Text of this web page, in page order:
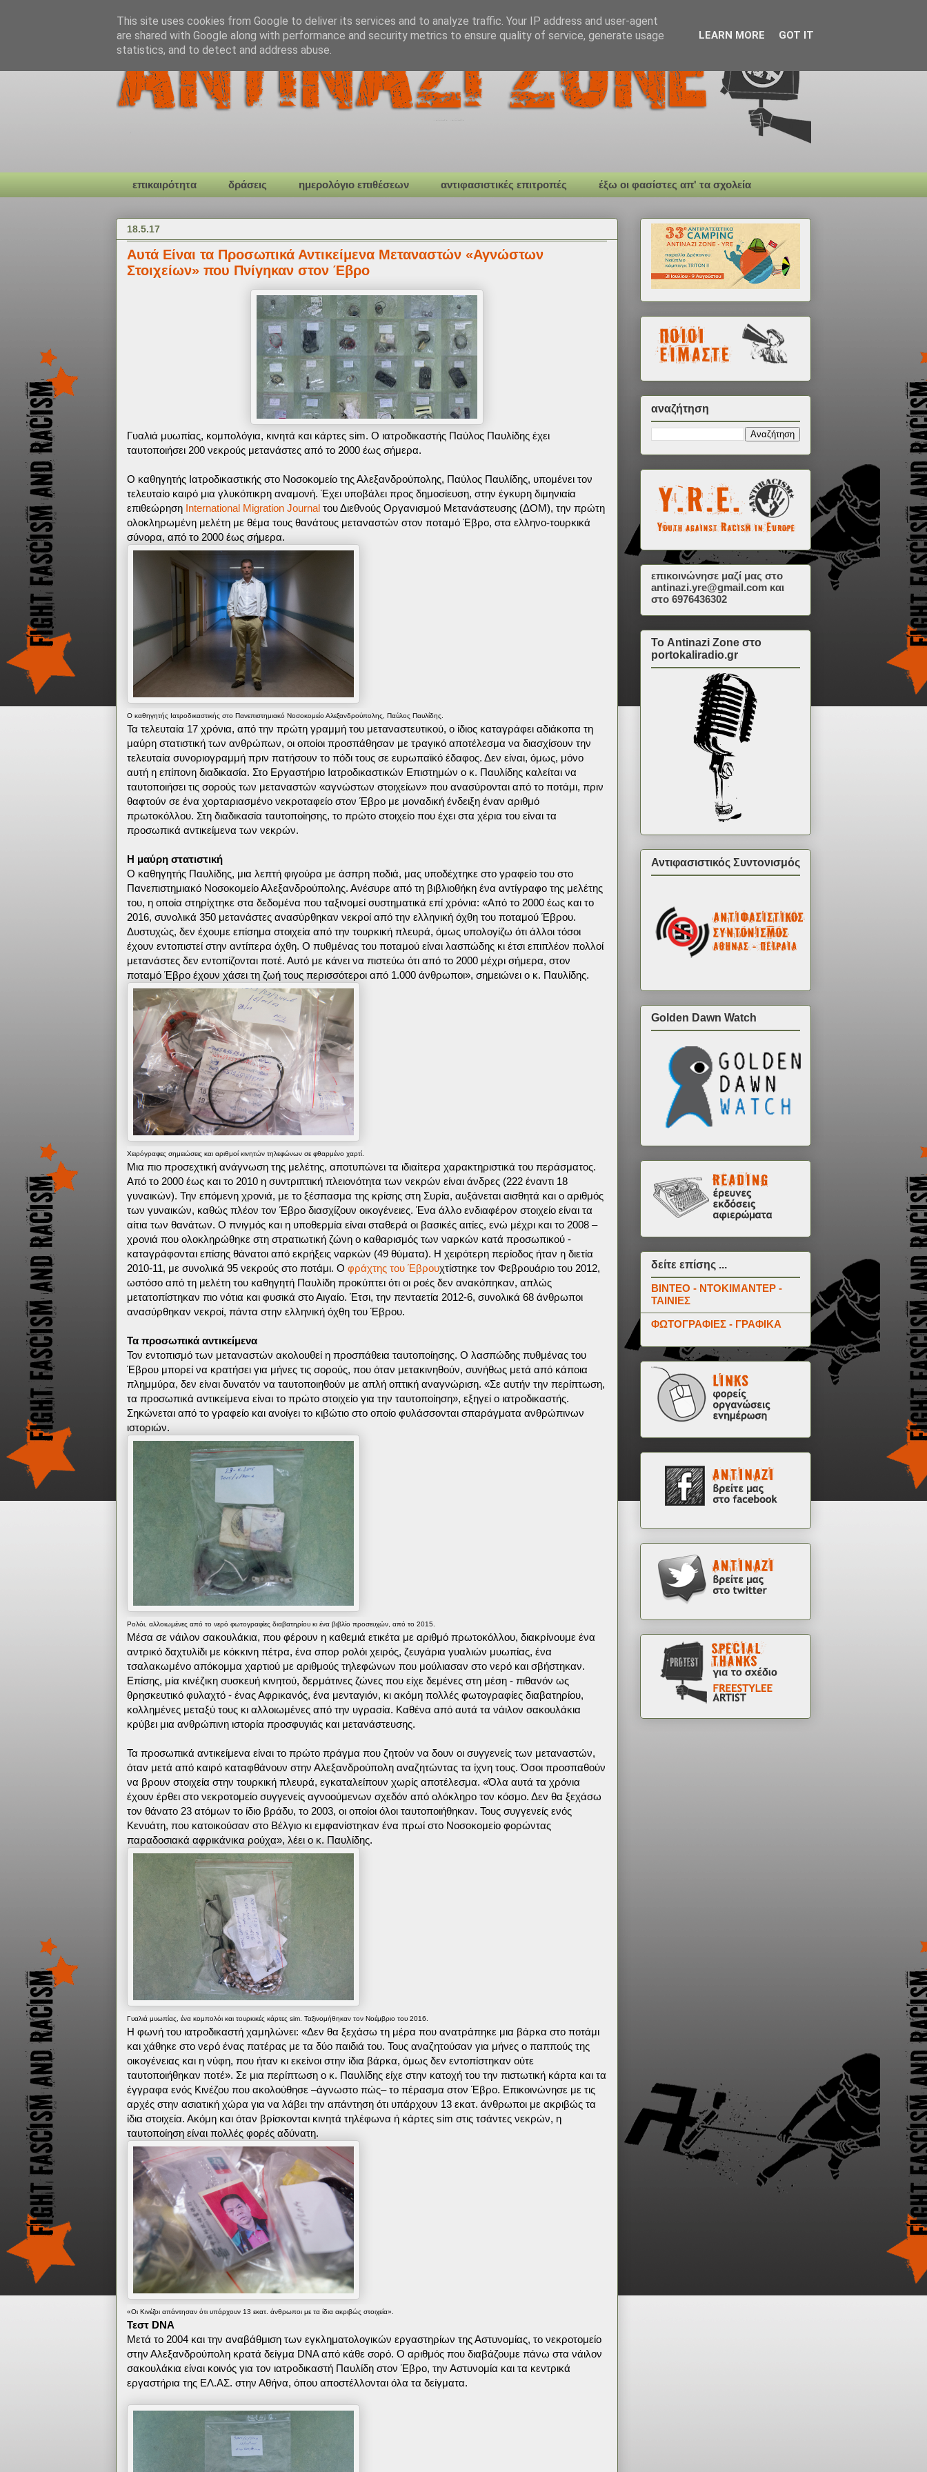
επικαιρότητα δράσεις ημερολόγιο επιθέσεων αντιφασιστικές επιτροπές έξω οι φασίστες απ' τα σχολεία
18.5.17
Αυτά Είναι τα Προσωπικά Αντικείμενα Μεταναστών «Αγνώστων
Στοιχείων» που Πνίγηκαν στον Έβρο
Γυαλιά μυωπίας, κομπολόγια, κινητά και κάρτες sim. Ο ιατροδικαστής Παύλος Παυλίδης έχει
ταυτοποιήσει 200 νεκρούς μετανάστες από το 2000 έως σήμερα.
Ο καθηγητής Ιατροδικαστικής στο Νοσοκομείο της Αλεξανδρούπολης, Παύλος Παυλίδης, υπομένει τον
τελευταίο καιρό μια γλυκόπικρη αναμονή. Έχει υποβάλει προς δημοσίευση, στην έγκυρη διμηνιαία
επιθεώρηση International Migration Journal του Διεθνούς Οργανισμού Μετανάστευσης (ΔΟΜ), την πρώτη
ολοκληρωμένη μελέτη με θέμα τους θανάτους μεταναστών στον ποταμό Έβρο, στα ελληνο-τουρκικά
σύνορα, από το 2000 έως σήμερα.
Ο καθηγητής Ιατροδικαστικής στο Πανεπιστημιακό Νοσοκομείο Αλεξανδρούπολης, Παύλος Παυλίδης.
Τα τελευταία 17 χρόνια, από την πρώτη γραμμή του μεταναστευτικού, ο ίδιος καταγράφει αδιάκοπα τη
μαύρη στατιστική των ανθρώπων, οι οποίοι προσπάθησαν με τραγικό αποτέλεσμα να διασχίσουν την
τελευταία συνοριογραμμή πριν πατήσουν το πόδι τους σε ευρωπαϊκό έδαφος. Δεν είναι, όμως, μόνο
αυτή η επίπονη διαδικασία. Στο Εργαστήριο Ιατροδικαστικών Επιστημών ο κ. Παυλίδης καλείται να
ταυτοποιήσει τις σορούς των μεταναστών «αγνώστων στοιχείων» που ανασύρονται από το ποτάμι, πριν
θαφτούν σε ένα χορταριασμένο νεκροταφείο στον Έβρο με μοναδική ένδειξη έναν αριθμό
πρωτοκόλλου. Στη διαδικασία ταυτοποίησης, το πρώτο στοιχείο που έχει στα χέρια του είναι τα
προσωπικά αντικείμενα των νεκρών.
Η μαύρη στατιστική
Ο καθηγητής Παυλίδης, μια λεπτή φιγούρα με άσπρη ποδιά, μας υποδέχτηκε στο γραφείο του στο
Πανεπιστημιακό Νοσοκομείο Αλεξανδρούπολης. Ανέσυρε από τη βιβλιοθήκη ένα αντίγραφο της μελέτης
του, η οποία στηρίχτηκε στα δεδομένα που ταξινομεί συστηματικά επί χρόνια: «Από το 2000 έως και το
2016, συνολικά 350 μετανάστες ανασύρθηκαν νεκροί από την ελληνική όχθη του ποταμού Έβρου.
Δυστυχώς, δεν έχουμε επίσημα στοιχεία από την τουρκική πλευρά, όμως υπολογίζω ότι άλλοι τόσοι
έχουν εντοπιστεί στην αντίπερα όχθη. Ο πυθμένας του ποταμού είναι λασπώδης κι έτσι επιπλέον πολλοί
μετανάστες δεν εντοπίζονται ποτέ. Αυτό με κάνει να πιστεύω ότι από το 2000 μέχρι σήμερα, στον
ποταμό Έβρο έχουν χάσει τη ζωή τους περισσότεροι από 1.000 άνθρωποι», σημειώνει ο κ. Παυλίδης.
Χειρόγραφες σημειώσεις και αριθμοί κινητών τηλεφώνων σε φθαρμένο χαρτί.
Μια πιο προσεχτική ανάγνωση της μελέτης, αποτυπώνει τα ιδιαίτερα χαρακτηριστικά του περάσματος.
Από το 2000 έως και το 2010 η συντριπτική πλειονότητα των νεκρών είναι άνδρες (222 έναντι 18
γυναικών). Την επόμενη χρονιά, με το ξέσπασμα της κρίσης στη Συρία, αυξάνεται αισθητά και ο αριθμός
των γυναικών, καθώς πλέον τον Έβρο διασχίζουν οικογένειες. Ένα άλλο ενδιαφέρον στοιχείο είναι τα
αίτια των θανάτων. Ο πνιγμός και η υποθερμία είναι σταθερά οι βασικές αιτίες, ενώ μέχρι και το 2008 –
χρονιά που ολοκληρώθηκε στη στρατιωτική ζώνη ο καθαρισμός των ναρκών κατά προσωπικού -
καταγράφονται επίσης θάνατοι από εκρήξεις ναρκών (49 θύματα). Η χειρότερη περίοδος ήταν η διετία
2010-11, με συνολικά 95 νεκρούς στο ποτάμι. Ο φράχτης του Έβρουχτίστηκε τον Φεβρουάριο του 2012,
ωστόσο από τη μελέτη του καθηγητή Παυλίδη προκύπτει ότι οι ροές δεν ανακόπηκαν, απλώς
μετατοπίστηκαν πιο νότια και φυσικά στο Αιγαίο. Έτσι, την πενταετία 2012-6, συνολικά 68 άνθρωποι
ανασύρθηκαν νεκροί, πάντα στην ελληνική όχθη του Έβρου.
Τα προσωπικά αντικείμενα
Τον εντοπισμό των μεταναστών ακολουθεί η προσπάθεια ταυτοποίησης. Ο λασπώδης πυθμένας του
Έβρου μπορεί να κρατήσει για μήνες τις σορούς, που όταν μετακινηθούν, συνήθως μετά από κάποια
πλημμύρα, δεν είναι δυνατόν να ταυτοποιηθούν με απλή οπτική αναγνώριση. «Σε αυτήν την περίπτωση,
τα προσωπικά αντικείμενα είναι το πρώτο στοιχείο για την ταυτοποίηση», εξηγεί ο ιατροδικαστής.
Σηκώνεται από το γραφείο και ανοίγει το κιβώτιο στο οποίο φυλάσσονται σπαράγματα ανθρώπινων
ιστοριών.
Ρολόι, αλλοιωμένες από το νερό φωτογραφίες διαβατηρίου κι ένα βιβλίο προσευχών, από το 2015.
Μέσα σε νάιλον σακουλάκια, που φέρουν η καθεμιά ετικέτα με αριθμό πρωτοκόλλου, διακρίνουμε ένα
αντρικό δαχτυλίδι με κόκκινη πέτρα, ένα σπορ ρολόι χειρός, ζευγάρια γυαλιών μυωπίας, ένα
τσαλακωμένο απόκομμα χαρτιού με αριθμούς τηλεφώνων που μούλιασαν στο νερό και σβήστηκαν.
Επίσης, μία κινέζικη συσκευή κινητού, δερμάτινες ζώνες που είχε δεμένες στη μέση - πιθανόν ως
θρησκευτικό φυλαχτό - ένας Αφρικανός, ένα μενταγιόν, κι ακόμη πολλές φωτογραφίες διαβατηρίου,
κολλημένες μεταξύ τους κι αλλοιωμένες από την υγρασία. Καθένα από αυτά τα νάιλον σακουλάκια
κρύβει μια ανθρώπινη ιστορία προσφυγιάς και μετανάστευσης.
Τα προσωπικά αντικείμενα είναι το πρώτο πράγμα που ζητούν να δουν οι συγγενείς των μεταναστών,
όταν μετά από καιρό καταφθάνουν στην Αλεξανδρούπολη αναζητώντας τα ίχνη τους. Όσοι προσπαθούν
να βρουν στοιχεία στην τουρκική πλευρά, εγκαταλείπουν χωρίς αποτέλεσμα. «Όλα αυτά τα χρόνια
έχουν έρθει στο νεκροτομείο συγγενείς αγνοούμενων σχεδόν από ολόκληρο τον κόσμο. Δεν θα ξεχάσω
τον θάνατο 23 ατόμων το ίδιο βράδυ, το 2003, οι οποίοι όλοι ταυτοποιήθηκαν. Τους συγγενείς ενός
Κενυάτη, που κατοικούσαν στο Βέλγιο κι εμφανίστηκαν ένα πρωί στο Νοσοκομείο φορώντας
παραδοσιακά αφρικάνικα ρούχα», λέει ο κ. Παυλίδης.
Γυαλιά μυωπίας, ένα κομπολόι και τουρκικές κάρτες sim. Ταξινομήθηκαν τον Νοέμβριο του 2016.
Η φωνή του ιατροδικαστή χαμηλώνει: «Δεν θα ξεχάσω τη μέρα που ανατράπηκε μια βάρκα στο ποτάμι
και χάθηκε στο νερό ένας πατέρας με τα δύο παιδιά του. Τους αναζητούσαν για μήνες ο παππούς της
οικογένειας και η νύφη, που ήταν κι εκείνοι στην ίδια βάρκα, όμως δεν εντοπίστηκαν ούτε
ταυτοποιήθηκαν ποτέ». Σε μια περίπτωση ο κ. Παυλίδης είχε στην κατοχή του την πιστωτική κάρτα και τα
έγγραφα ενός Κινέζου που ακολούθησε –άγνωστο πώς– το πέρασμα στον Έβρο. Επικοινώνησε με τις
αρχές στην ασιατική χώρα για να λάβει την απάντηση ότι υπάρχουν 13 εκατ. άνθρωποι με ακριβώς τα
ίδια στοιχεία. Ακόμη και όταν βρίσκονται κινητά τηλέφωνα ή κάρτες sim στις τσάντες νεκρών, η
ταυτοποίηση είναι πολλές φορές αδύνατη.
«Οι Κινέζοι απάντησαν ότι υπάρχουν 13 εκατ. άνθρωποι με τα ίδια ακριβώς στοιχεία».
Τεστ DNA
Μετά το 2004 και την αναβάθμιση των εγκληματολογικών εργαστηρίων της Αστυνομίας, το νεκροτομείο
στην Αλεξανδρούπολη κρατά δείγμα DNA από κάθε σορό. Ο αριθμός που διαβάζουμε πάνω στα νάιλον
σακουλάκια είναι κοινός για τον ιατροδικαστή Παυλίδη στον Έβρο, την Αστυνομία και τα κεντρικά
εργαστήρια της ΕΛ.ΑΣ. στην Αθήνα, όπου αποστέλλονται όλα τα δείγματα.
αναζήτηση
επικοινώνησε μαζί μας στο
antinazi.yre@gmail.com και
στο 6976436302
Το Antinazi Zone στο
portokaliradio.gr
Αντιφασιστικός Συντονισμός
Golden Dawn Watch
δείτε επίσης ...
ΒΙΝΤΕΟ - ΝΤΟΚΙΜΑΝΤΕΡ -
ΤΑΙΝΙΕΣ
ΦΩΤΟΓΡΑΦΙΕΣ - ΓΡΑΦΙΚΑ
This site uses cookies from Google to deliver its services and to analyze traffic. Your IP address and user-agent
are shared with Google along with performance and security metrics to ensure quality of service, generate usage
statistics, and to detect and address abuse.
LEARN MORE GOT IT